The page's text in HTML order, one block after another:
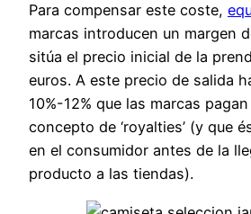
Para compensar este coste,
marcas introducen un margen
sitúa el precio inicial de la
euros. A este precio de salida
10%-12% que las marcas
concepto de ‘royalties’ (y que
en el consumidor antes de la
producto a las tiendas).